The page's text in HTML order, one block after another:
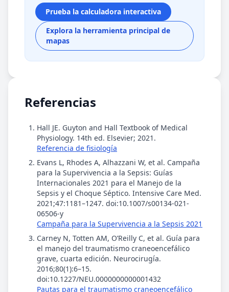
Prueba la calculadora interactiva
Explora la herramienta principal de
mapas
Referencias
Hall JE. Guyton and Hall Textbook of Medical
Physiology. 14th ed. Elsevier; 2021.
Referencia de fisiología
Evans L, Rhodes A, Alhazzani W, et al. Campaña
para la Supervivencia a la Sepsis: Guías
Internacionales 2021 para el Manejo de la
Sepsis y el Choque Séptico. Intensive Care Med.
2021;47:1181–1247. doi:10.1007/s00134-021-
06506-y
Campaña para la Supervivencia a la Sepsis 2021
Carney N, Totten AM, O’Reilly C, et al. Guía para
el manejo del traumatismo craneoencefálico
grave, cuarta edición. Neurocirugía.
2016;80(1):6–15.
doi:10.1227/NEU.0000000000001432
Pautas para el traumatismo craneoencefálico